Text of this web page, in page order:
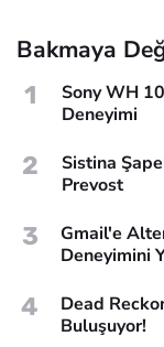
Bakmaya
1
Sony WH
Deneyimi
2
Sistina
Prevost
3
Gmail'e
Deneyimini
4
Dead
Buluşuyor!